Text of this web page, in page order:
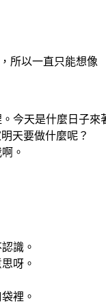
所以一直只能想像
今天是什麼日子來
天要做什麼呢？
。
識。
呀。
裡。